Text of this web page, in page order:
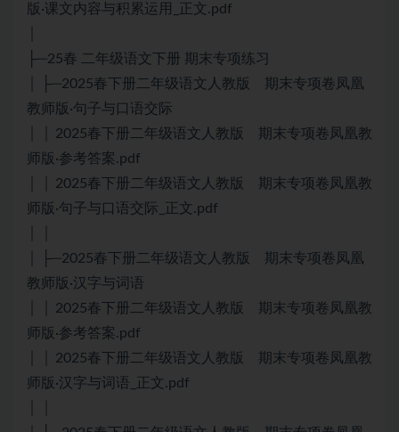
版·课文内容与积累运用_正文.pdf
├─25春 二年级语文下册 期末专项练习
│ ├─2025春下册二年级语文人教版 期末专项卷凤凰
教师版·句子与口语交际
│ │ 2025春下册二年级语文人教版 期末专项卷凤凰教
师版·参考答案.pdf
│ │ 2025春下册二年级语文人教版 期末专项卷凤凰教
师版·句子与口语交际_正文.pdf
│ ├─2025春下册二年级语文人教版 期末专项卷凤凰
教师版·汉字与词语
│ │ 2025春下册二年级语文人教版 期末专项卷凤凰教
师版·参考答案.pdf
│ │ 2025春下册二年级语文人教版 期末专项卷凤凰教
师版·汉字与词语_正文.pdf